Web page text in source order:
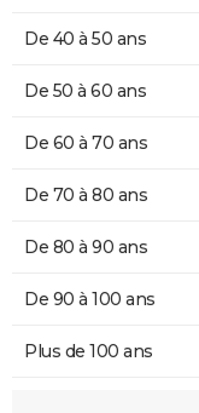
De 40 à 50 ans
De 50 à 60 ans
De 60 à 70 ans
De 70 à 80 ans
De 80 à 90 ans
De 90 à 100 ans
Plus de 100 ans